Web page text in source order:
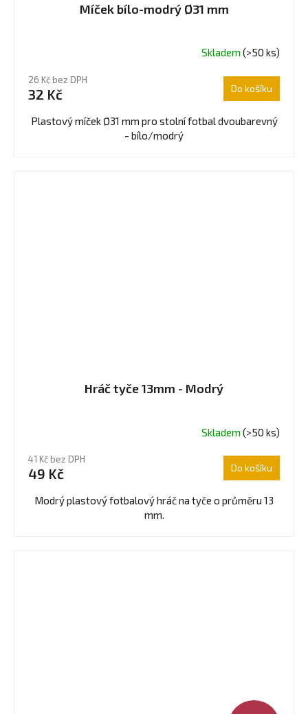
Míček bílo-modrý Ø31 mm
Skladem (>50 ks)
26 Kč bez DPH
32 Kč Do košíku
Plastový míček Ø31 mm pro stolní fotbal dvoubarevný
- bílo/modrý
Hráč tyče 13mm - Modrý
produktu
je
Skladem(>50 ks)
41 Kč bez DPH
49 Kč Do košíku
Modrý plastový fotbalový hráč na tyče o průměru 13
mm.